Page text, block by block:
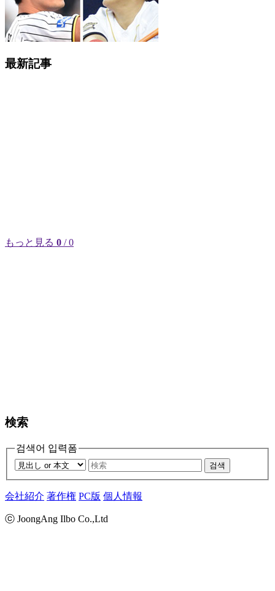
最新記事
もっと見る 0 / 0
検索
검색어 입력폼
검색
会社紹介 著作権 PC版 個人情報
ⓒ JoongAng Ilbo Co.,Ltd